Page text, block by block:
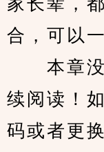
合，可以
本章没
续阅读！
码或者更